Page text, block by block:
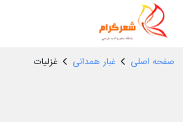
صفحه اصلی غبار همدانی غزلیات